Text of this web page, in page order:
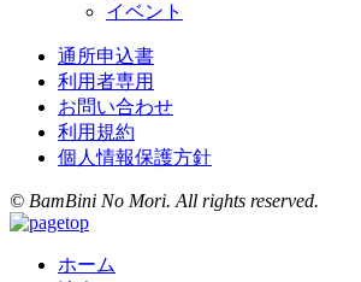
イベント
通所申込書
利用者専用
お問い合わせ
利用規約
個人情報保護方針
© BamBini No Mori. All rights reserved.
ホーム